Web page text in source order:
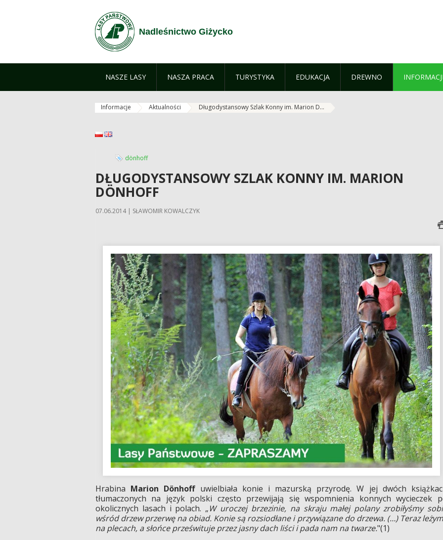
Nadleśnictwo Giżycko
NASZE LASY NASZA PRACA TURYSTYKA EDUKACJA DREWNO
Informacje Aktualności Długodystansowy Szlak Konny im. Marion D...
dönhoff
DŁUGODYSTANSOWY SZLAK KONNY IM. MARION
DÖNHOFF
07.06.2014 | SŁAWOMIR KOWALCZYK
Hrabina Marion Dönhoffuwielbiała konie i mazurską przyrodę. W jej dwóch
tłumaczonych na język polski często przewijają się wspomnienia konnych wycieczek
okolicznych lasach i polach. „W uroczej brzezinie, na skraju małej polany zrobiłyśmy
wśród drzew przerwę na obiad. Konie są rozsiodłane i przywiązane do drzewa. (…) Teraz
na plecach, a słońce prześwituje przez jasny dach liści i pada nam na twarze."(1)